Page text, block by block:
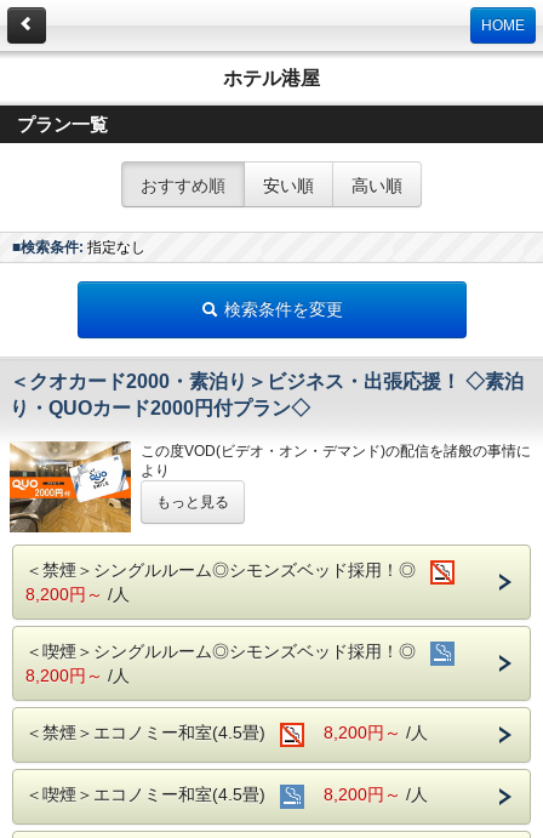
HOME
ホテル港屋
プラン一覧
おすすめ順 安い順 高い順
■検索条件: 指定なし
検索条件を変更
＜クオカード2000・素泊り＞ビジネス・出張応援！ ◇素泊
り・QUOカード2000円付プラン◇
この度VOD(ビデオ・オン・デマンド)の配信を諸般の事情に
より
りました。
今までご愛顧いただき、誠にありがとうございました。
何卒ご理解を賜りますようお願い申し上げます。
☆港屋自慢のサービス・ベッド・大浴場でおくつろぎくださ
い☆
①心のこもったアットホームなお客さま対応
②JR高知駅から徒歩5分の好立地!
③良質の睡眠をご提供!シモンズ社製ベッドを全洋室に採用
④広々とした男女大浴場!深夜は1時まで朝は6時00分から入
男湯にはサウナも!
もっと見る
＜禁煙＞シングルルーム◎シモンズベッド採用！◎
8,200円～ /人
＜喫煙＞シングルルーム◎シモンズベッド採用！◎
8,200円～ /人
＜禁煙＞エコノミー和室(4.5畳) 8,200円～ /人
＜喫煙＞エコノミー和室(4.5畳) 8,200円～ /人